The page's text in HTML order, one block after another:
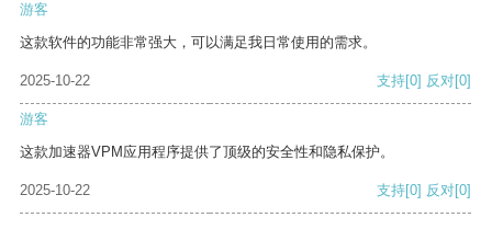
游客
这款软件的功能非常强大，可以满足我日常使用的需求。
2025-10-22 支持[0] 反对[0]
游客
这款加速器VPM应用程序提供了顶级的安全性和隐私保护。
2025-10-22 支持[0] 反对[0]